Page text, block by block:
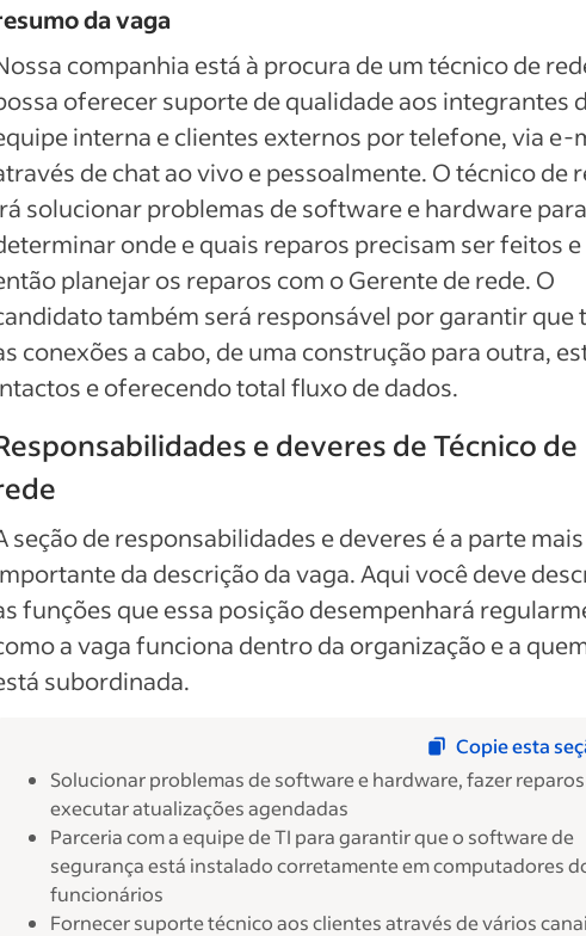
da vaga
companhia está à procura de um técnico de
oferecer suporte de qualidade aos integrantes
interna e clientes externos por telefone, via e-
de chat ao vivo e pessoalmente. O técnico de
solucionar problemas de software e hardware para
onde e quais reparos precisam ser feitos e
planejar os reparos com o Gerente de rede. O
também será responsável por garantir que
conexões a cabo, de uma construção para outra,
e oferecendo total fluxo de dados.
e deveres de Técnico de
seção de responsabilidades e deveres é a parte mais
da descrição da vaga. Aqui você deve
funções que essa posição desempenhará
a vaga funciona dentro da organização e a
subordinada.
Copie esta
Solucionar problemas de software e hardware, fazer
executar atualizações agendadas
Parceria com a equipe de TI para garantir que o software de
segurança está instalado corretamente em computadores
funcionários
Fornecer suporte técnico aos clientes através de vários